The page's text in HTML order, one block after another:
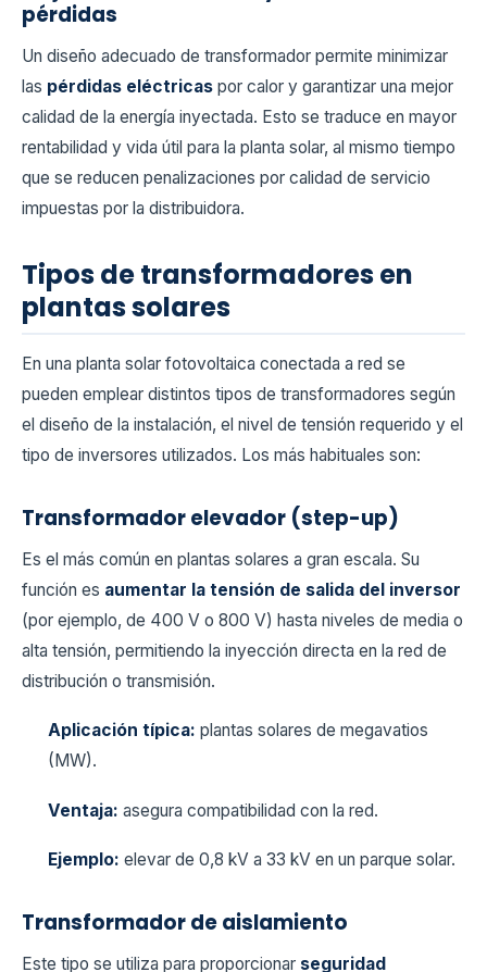
pérdidas
Un diseño adecuado de transformador permite minimizar
las pérdidas eléctricas por calor y garantizar una mejor
calidad de la energía inyectada. Esto se traduce en mayor
rentabilidad y vida útil para la planta solar, al mismo tiempo
que se reducen penalizaciones por calidad de servicio
impuestas por la distribuidora.
Tipos de transformadores en
plantas solares
En una planta solar fotovoltaica conectada a red se
pueden emplear distintos tipos de transformadores según
el diseño de la instalación, el nivel de tensión requerido y el
tipo de inversores utilizados. Los más habituales son:
Transformador elevador (step-up)
Es el más común en plantas solares a gran escala. Su
función es aumentar la tensión de salida del inversor
(por ejemplo, de 400 V o 800 V) hasta niveles de media o
alta tensión, permitiendo la inyección directa en la red de
distribución o transmisión.
Aplicación típica: plantas solares de megavatios
(MW).
Ventaja: asegura compatibilidad con la red.
Ejemplo: elevar de 0,8 kV a 33 kV en un parque solar.
Transformador de aislamiento
Este tipo se utiliza para proporcionar seguridad